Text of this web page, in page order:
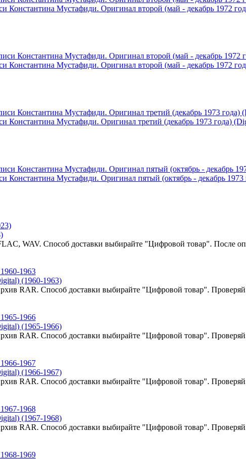
Мустафиди. Оригинал второй (май - декабрь 1972
Мустафиди. Оригинал второй (май - декабрь 1972
Мустафиди. Оригинал третий (декабрь 1973 года)
Мустафиди. Оригинал пятый (октябрь - декабрь 1973
WAV. Способ доставки выбирайте "Цифровой товар". После
(1960-1963)
RAR. Способ доставки выбирайте "Цифровой товар".
(1965-1966)
RAR. Способ доставки выбирайте "Цифровой товар".
(1966-1967)
RAR. Способ доставки выбирайте "Цифровой товар".
(1967-1968)
RAR. Способ доставки выбирайте "Цифровой товар".